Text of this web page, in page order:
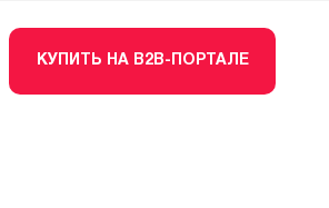
КУПИТЬ НА B2B-ПОРТАЛЕ